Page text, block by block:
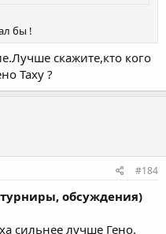
бы !
скажите,кто кого
Таху ?
#184
обсуждения)
сильнее лучше Гено.